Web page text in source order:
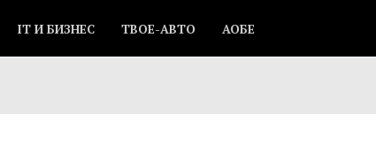
IT И БИЗНЕС ТВОЕ-АВТО АОБЕ